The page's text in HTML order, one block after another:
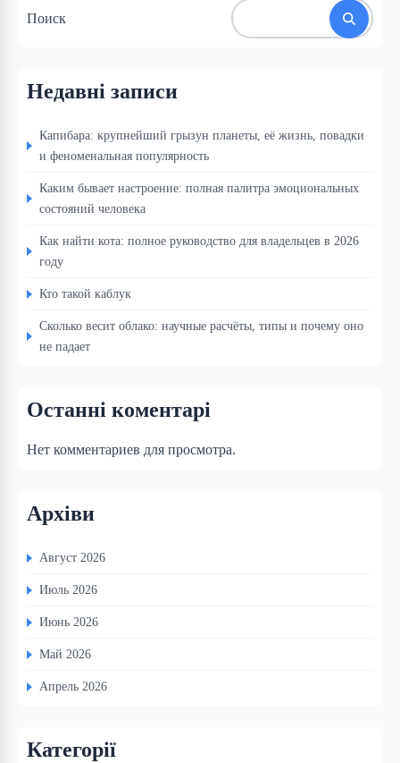
Поиск
Недавні записи
Капибара: крупнейший грызун планеты, её жизнь, повадки
и феноменальная популярность
Каким бывает настроение: полная палитра эмоциональных
состояний человека
Как найти кота: полное руководство для владельцев в 2026
году
Кто такой каблук
Сколько весит облако: научные расчёты, типы и почему оно
не падает
Останні коментарі
Нет комментариев для просмотра.
Архіви
Август 2026
Июль 2026
Июнь 2026
Май 2026
Апрель 2026
Категорії